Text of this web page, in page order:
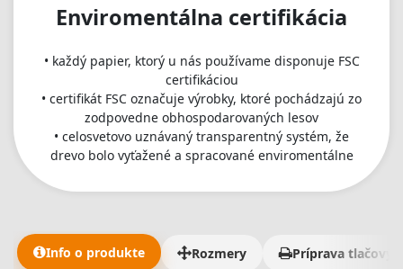
Info o produkte Rozmery Príprava
Enviromentálna certifikácia
• každý papier, ktorý u nás používame disponuje FSC
certifikáciou
• certifikát FSC označuje výrobky, ktoré pochádzajú zo
zodpovedne obhospodarovaných lesov
• celosvetovo uznávaný transparentný systém, že
drevo bolo vyťažené a spracované enviromentálne